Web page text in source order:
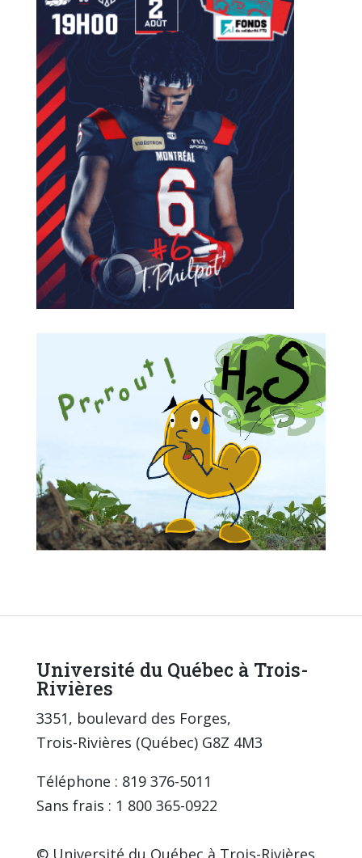
Université du Québec à Trois-
Rivières
3351, boulevard des Forges,
Trois-Rivières (Québec) G8Z 4M3
Téléphone : 819 376-5011
Sans frais : 1 800 365-0922
© Université du Québec à Trois-Rivières